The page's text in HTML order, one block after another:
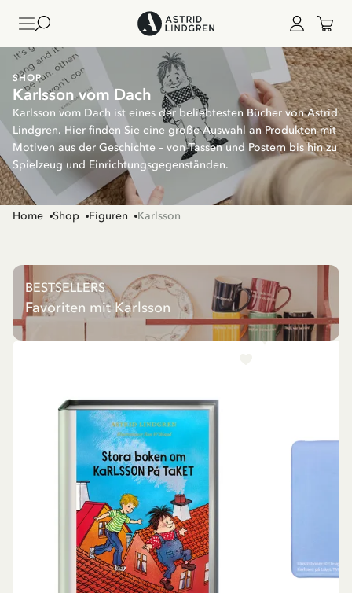
SHOP
Karlsson vom Dach
Karlsson vom Dach ist eines der beliebtesten Bücher von Astrid
Lindgren. Hier finden Sie eine große Auswahl an Produkten mit
Motiven aus der Geschichte – von Tassen und Postern bis hin zu
Spielzeug und Einrichtungsgegenständen.
Home Shop Figuren Karlsson
BESTSELLERS
Favoriten mit Karlsson